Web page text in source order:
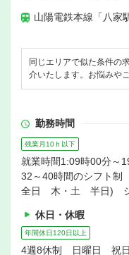
山陽電鉄本線「八家
同じエリアで似た条件の
介いたします。お悩みや
勤務時間
残業月10ｈ以下
就業時間1:09時00分～
32～40時間のシフト
全日 木・土 半日) シ
休日・休暇
年間休日120日以上
4週8休制 日曜日 祝